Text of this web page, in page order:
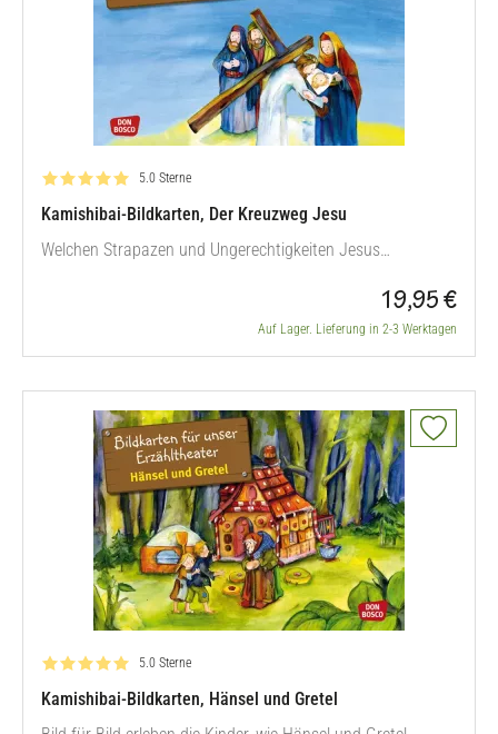
Bewertung: 5.0 von 5
5.0 Sterne
Kamishibai-Bildkarten, Der Kreuzweg Jesu
Welchen Strapazen und Ungerechtigkeiten Jesus
er umgebracht wurde, erarbeiten sich die Kinder mit den
kindgerecht illustrierten Bildkarten fürs Kamishibai. Nach
dem Markus- und Johannes-Evangelium. Altersempfehlung:
19,95 €
Auf Lager. Lieferung in 2-3 Werktagen
Bewertung: 5.0 von 5
5.0 Sterne
Kamishibai-Bildkarten, Hänsel und Gretel